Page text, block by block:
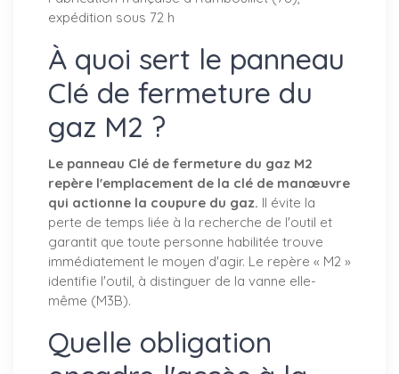
expédition sous 72 h
À quoi sert le panneau
Clé de fermeture du
gaz M2 ?
Le panneau Clé de fermeture du gaz M2
repère l'emplacement de la clé de manœuvre
qui actionne la coupure du gaz. Il évite la
perte de temps liée à la recherche de l'outil et
garantit que toute personne habilitée trouve
immédiatement le moyen d'agir. Le repère « M2 »
identifie l'outil, à distinguer de la vanne elle-
même (M3B).
Quelle obligation